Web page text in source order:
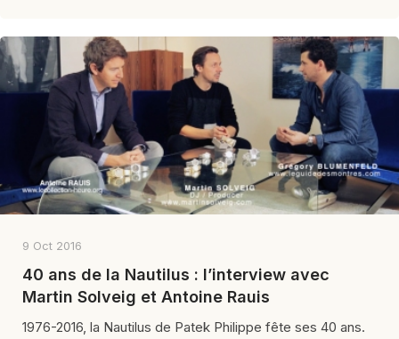
9 Oct 2016
40 ans de la Nautilus : l’interview avec
Martin Solveig et Antoine Rauis
1976-2016, la Nautilus de Patek Philippe fête ses 40 ans.